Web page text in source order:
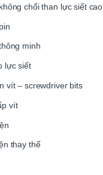
chổi than lực siết cao
minh
lực siết
vít – screwdriver bits
vít
thay thế